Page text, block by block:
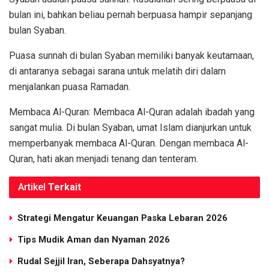
bulan ini, bahkan beliau pernah berpuasa hampir sepanjang
bulan Syaban.
Puasa sunnah di bulan Syaban memiliki banyak keutamaan,
di antaranya sebagai sarana untuk melatih diri dalam
menjalankan puasa Ramadan.
Membaca Al-Quran: Membaca Al-Quran adalah ibadah yang
sangat mulia. Di bulan Syaban, umat Islam dianjurkan untuk
memperbanyak membaca Al-Quran. Dengan membaca Al-
Quran, hati akan menjadi tenang dan tenteram.
Artikel Terkait
Strategi Mengatur Keuangan Paska Lebaran 2026
Tips Mudik Aman dan Nyaman 2026
Rudal Sejjil Iran, Seberapa Dahsyatnya?